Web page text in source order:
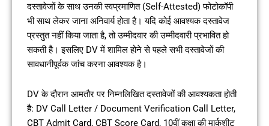
दस्तावेजों के साथ उनकी स्वप्रमाणित (Self-Attested) फोटोकॉपी
भी साथ लेकर जाना अनिवार्य होता है। यदि कोई आवश्यक दस्तावेज
प्रस्तुत नहीं किया जाता है, तो उम्मीदवार की उम्मीदवारी प्रभावित हो
सकती है। इसलिए DV में शामिल होने से पहले सभी दस्तावेजों की
सावधानीपूर्वक जांच करना आवश्यक है।
DV के दौरान आमतौर पर निम्नलिखित दस्तावेजों की आवश्यकता होती
है: DV Call Letter / Document Verification Call Letter,
CBT Admit Card, CBT Score Card, 10वीं कक्षा की मार्कशीट